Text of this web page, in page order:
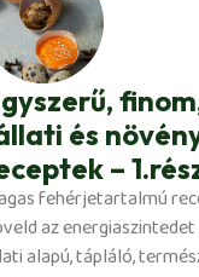
és
–
fehérjetartalmú
az
alapú, tápláló,